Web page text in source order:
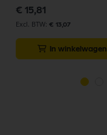
€ 15,81
€ 13,07
In winkelwagen